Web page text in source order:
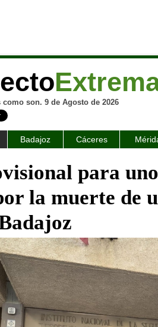
como son. 9 de Agosto de 2026
Badajoz Cáceres
para
la muerte de